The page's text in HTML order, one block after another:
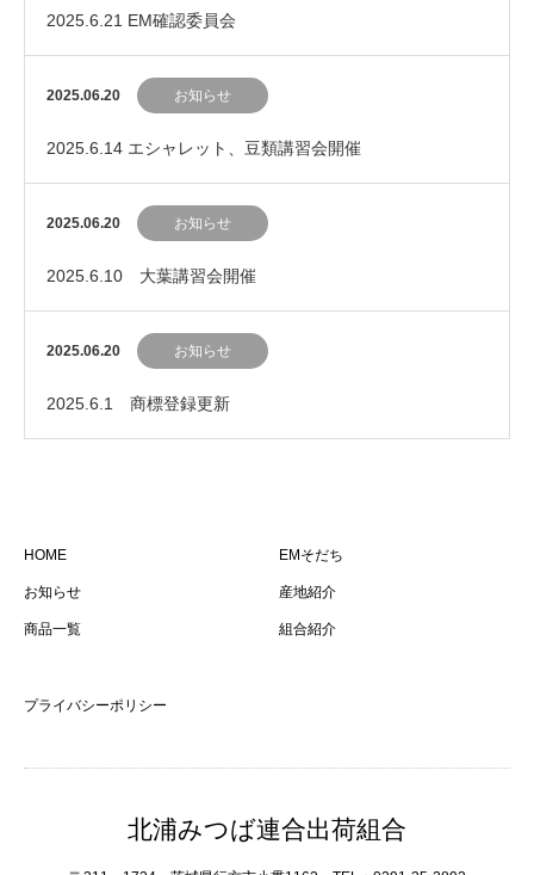
2025.6.21 EM確認委員会
2025.06.20 お知らせ
2025.6.14 エシャレット、豆類講習会開催
2025.06.20 お知らせ
2025.6.10 大葉講習会開催
2025.06.20 お知らせ
2025.6.1 商標登録更新
HOME
お知らせ
商品一覧
EMそだち
産地紹介
組合紹介
プライバシーポリシー
北浦みつば連合出荷組合